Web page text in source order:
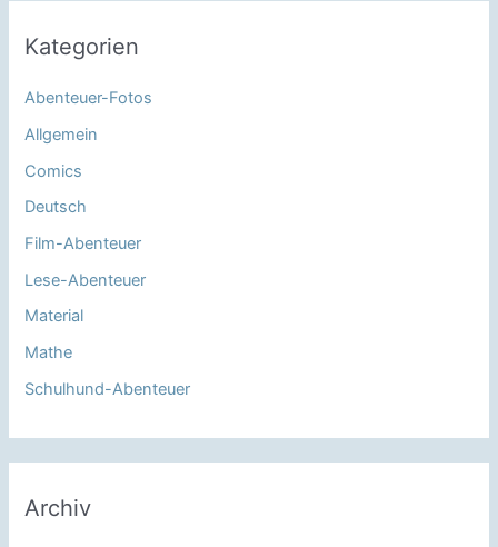
Kategorien
Abenteuer-Fotos
Allgemein
Comics
Deutsch
Film-Abenteuer
Lese-Abenteuer
Material
Mathe
Schulhund-Abenteuer
Archiv